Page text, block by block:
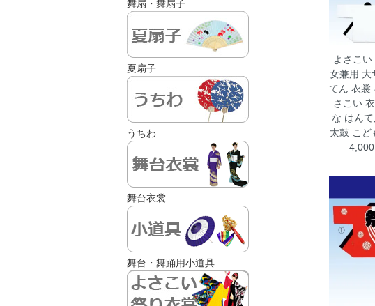
よさこい
女兼用 大
てん 衣裳
さこい
な はん
太鼓 こど
舞扇・舞扇子
夏扇子
うちわ
舞台衣裳
舞台・舞踊用小道具